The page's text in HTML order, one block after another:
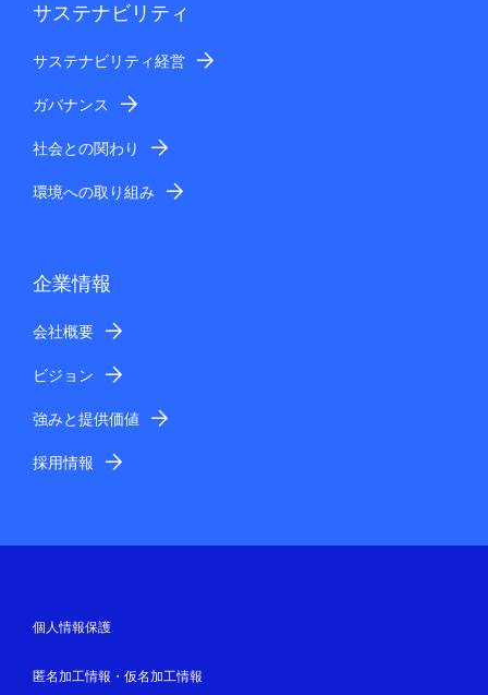
サステナビリティ
サステナビリティ経営
ガバナンス
社会との関わり
環境への取り組み
企業情報
会社概要
ビジョン
強みと提供価値
採用情報
個人情報保護
匿名加工情報・仮名加工情報